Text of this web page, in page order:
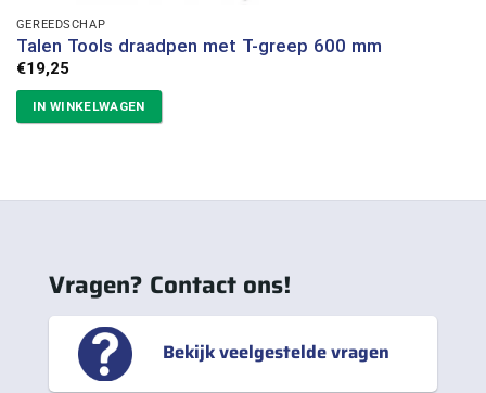
GEREEDSCHAP
Talen Tools draadpen met T-greep 600 mm
€19,25
IN WINKELWAGEN
Vragen? Contact ons!
Bekijk veelgestelde vragen